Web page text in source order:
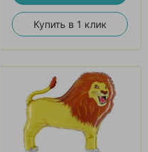
Купить в 1 клик